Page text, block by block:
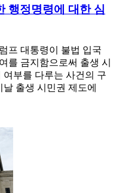
행정명령에 대한 심
프 대통령이 불법 입국
를 금지함으로써 출생 시
부를 다루는 사건의 구
출생 시민권 제도에